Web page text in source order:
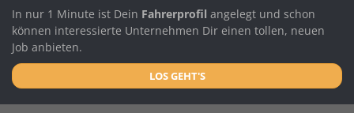
In nur 1 Minute ist Dein Fahrerprofil angelegt und schon
können interessierte Unternehmen Dir einen tollen, neuen
Job anbieten.
LOS GEHT'S